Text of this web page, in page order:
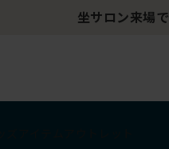
坐サロン来場で